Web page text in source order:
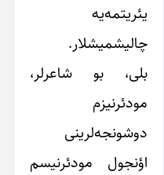
یئریتمه‌یه
چالیشمیشلار.
بلی، بو شاعرلر،
مودئرنیزم
دوشونجه‌لرینی
اؤنجول مودئرنیسم